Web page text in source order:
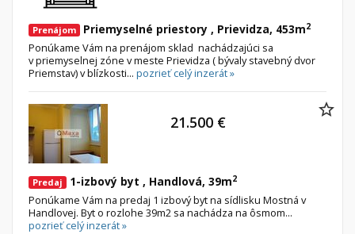
Prenájom Priemyselné priestory , Prievidza, 453m2
Ponúkame Vám na prenájom sklad nachádzajúci sa
v priemyselnej zóne v meste Prievidza ( bývaly stavebný dvor
Priemstav) v blízkosti... pozrieť celý inzerát »
Predaj 1-izbový byt , Handlová, 39m2
Ponúkame Vám na predaj 1 izbový byt na sídlisku Mostná v
Handlovej. Byt o rozlohe 39m2 sa nachádza na ôsmom...
pozrieť celý inzerát »
21.500 €